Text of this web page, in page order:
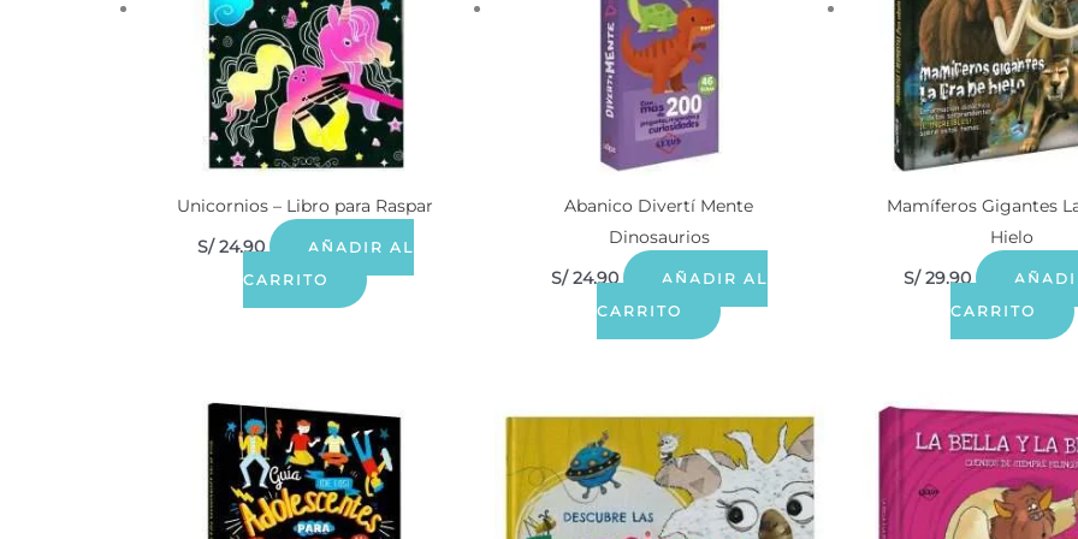
Unicornios – Libro para Raspar
S/24.90
AÑADIR AL
CARRITO
Abanico Divertí Mente
Dinosaurios
S/24.90
AÑADIR AL
CARRITO
Mamíferos Gigantes
Hielo
S/29.90
CARRITO